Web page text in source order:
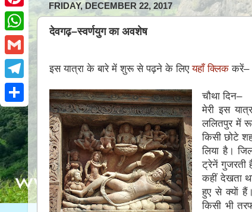
FRIDAY, DECEMBER 22, 2017
देवगढ़–स्वर्णयुग का अवशेष
इस यात्रा के बारे में शुरू से पढ़ने के लिएयहाँ क्लिक करें–
चौथा दिन–
मेरी इस
ललितपुर में
किसी छोटे
लिया है।
ट्रेनें गुजरती
कहीं देखता
हुए से क्याें
किसी भी
c
e
b
o
o
k
w
i
e
r
P
i
n
e
r
e
s
t
W
h
a
s
A
p
p
G
m
a
i
l
T
e
l
e
g
r
a
S
h
a
r
e